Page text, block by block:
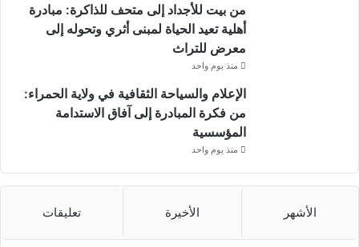
من بيت للأجداد إلى متحف للذاكرة: مبادرة
أهلية تعيد الحياة لمبنى أثري وتحوله إلى
معرض للتراث
منذ يوم واحد
الإعلام والسياحة الثقافية في ولاية الحمراء:
من فكرة المبادرة إلى آفاق الاستدامة
المؤسسية
منذ يوم واحد
الأشهر الأخيرة تعليقات